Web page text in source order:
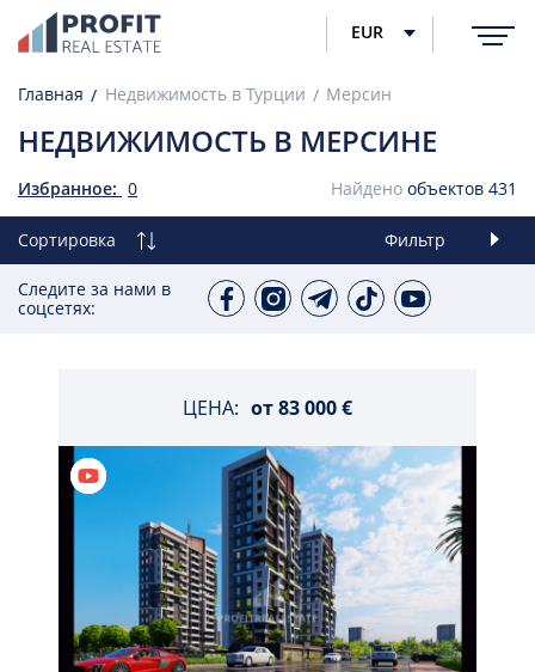
EUR
Главная Недвижимость в Турции Мерсин
НЕДВИЖИМОСТЬ В МЕРСИНЕ
Избранное: 0 Найдено объектов 431
Сортировка Фильтр
Следите за нами в
соцсетях:
ЦЕНА: от83 000 €